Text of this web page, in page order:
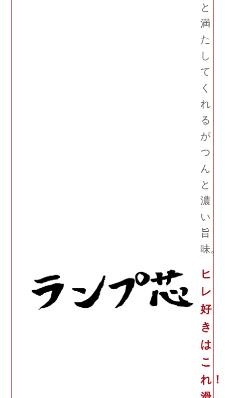
と
満
た
し
て
く
れ
る
が
つ
ん
と
濃
い
旨
味。
ヒ
レ
好
き
は
こ
れ！